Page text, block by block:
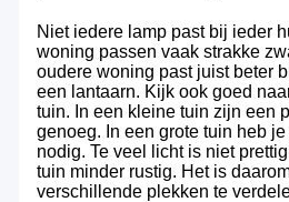
Niet iedere lamp past bij ieder
woning passen vaak strakke
oudere woning past juist beter
een lantaarn. Kijk ook goed
tuin. In een kleine tuin zijn een
genoeg. In een grote tuin heb
nodig. Te veel licht is niet
tuin minder rustig. Het is
verschillende plekken te